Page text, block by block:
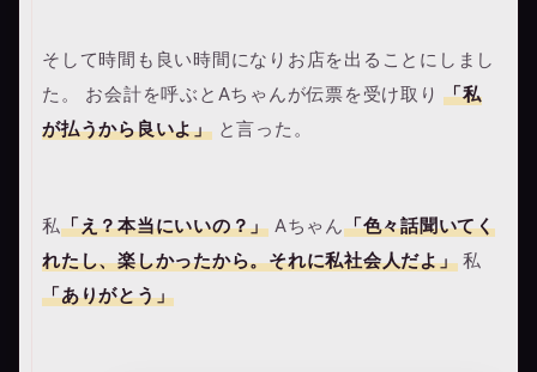
そして時間も良い時間になりお店を出ることにしまし
た。 お会計を呼ぶとAちゃんが伝票を受け取り「私
が払うから良いよ」と言った。
私「え？本当にいいの？」 Aちゃん「色々話聞いてく
れたし、楽しかったから。それに私社会人だよ」私
「ありがとう」